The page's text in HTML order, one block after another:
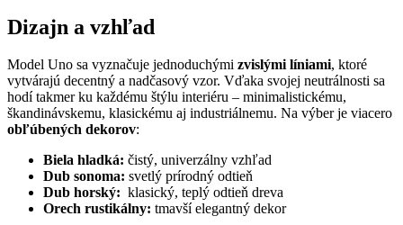
Dizajn a vzhľad
Model Uno sa vyznačuje jednoduchými zvislými líniami, ktoré
vytvárajú decentný a nadčasový vzor. Vďaka svojej neutrálnosti sa
hodí takmer ku každému štýlu interiéru – minimalistickému,
škandinávskemu, klasickému aj industriálnemu. Na výber je viacero
obľúbených dekorov:
Biela hladká: čistý, univerzálny vzhľad
Dub sonoma: svetlý prírodný odtieň
Dub horský: klasický, teplý odtieň dreva
Orech rustikálny: tmavší elegantný dekor